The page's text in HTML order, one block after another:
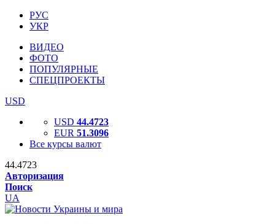
РУС
УКР
ВИДЕО
ФОТО
ПОПУЛЯРНЫЕ
СПЕЦПРОЕКТЫ
USD
USD 44.4723
EUR 51.3096
Все курсы валют
44.4723
Авторизация
Поиск
UA